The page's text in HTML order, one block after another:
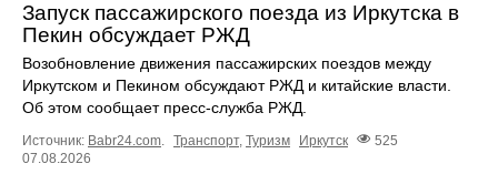
Запуск пассажирского поезда из Иркутска в
Пекин обсуждает РЖД
Возобновление движения пассажирских поездов между
Иркутском и Пекином обсуждают РЖД и китайские власти.
Об этом сообщает пресс‑служба РЖД.
Источник: Babr24.com Транспорт, Туризм Иркутск
525
07.08.2026